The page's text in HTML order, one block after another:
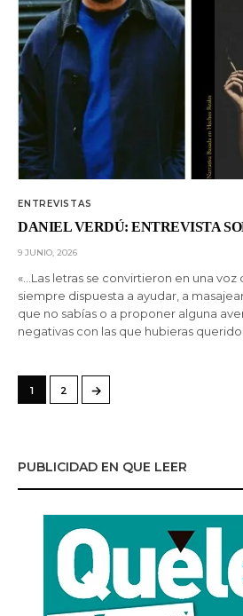
ENTREVISTAS
DANIEL VERDÚ: ENTREVISTA
9 JUNIO, 2026
«…Las letras se convirtieron en una voz
siempre dispuesta a ayudar, a
que no sabías o a proponer alguna
negativas con las que hubieras querido
1 2 →
PUBLICIDAD EN QUE LEER